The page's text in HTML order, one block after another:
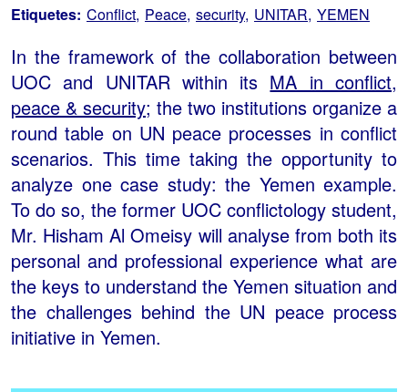
Etiquetes: Conflict Peace security UNITAR YEMEN
In the framework of the collaboration between
UOC and UNITAR within its MA in conflict,
peace & security; the two institutions organize a
round table on UN peace processes in conflict
scenarios. This time taking the opportunity to
analyze one case study: the Yemen example.
To do so, the former UOC conflictology student,
Mr. Hisham Al Omeisy will analyse from both its
personal and professional experience what are
the keys to understand the Yemen situation and
the challenges behind the UN peace process
initiative in Yemen.